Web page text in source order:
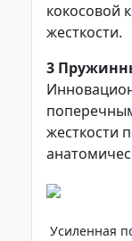
кокосовой
жесткости.
3
жесткости
Усиленная